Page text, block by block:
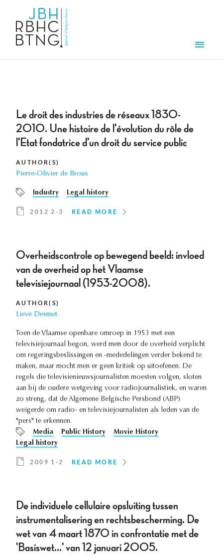
Le droit des industries de réseaux 1830-
2010. Une histoire de l'évolution du rôle de
l'Etat fondatrice d'un droit du service public
AUTHOR(S)
Pierre-Olivier de Broux
Industry Legal history
2012 2-3 READ MORE
Overheidscontrole op bewegend beeld: invloed
van de overheid op het Vlaamse
televisiejournaal (1953-2008).
AUTHOR(S)
Lieve Desmet
Toen de Vlaamse openbare omroep in 1953 met een
televisiejournaal begon, werd men door de overheid verplicht
om regeringsbeslissingen en -mededelingen verder bekend te
maken, maar mocht men er geen kritiek op uitoefenen. De
regels die televisienieuwsjournalisten moesten volgen, sloten
aan bij de oudere wetgeving voor radiojournalistiek, en waren
zo streng, dat de Algemene Belgische Persbond (ABP)
weigerde om radio- en televisiejournalisten als leden van de
"pers" te erkennen.
Media
Public History
Movie History
Legal history
2009 1-2 READ MORE
De individuele cellulaire opsluiting tussen
instrumentalisering en rechtsbescherming. De
wet van 4 maart 1870 in confrontatie met de
'Basiswet…' van 12 januari 2005.